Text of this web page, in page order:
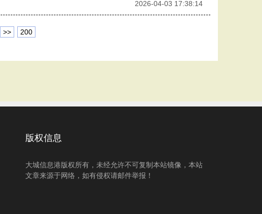
2026-04-03 17:38:14
>> 200
版权信息
大城信息港版权所有，未经允许不可复制本站镜像，本站
文章来源于网络，如有侵权请邮件举报！